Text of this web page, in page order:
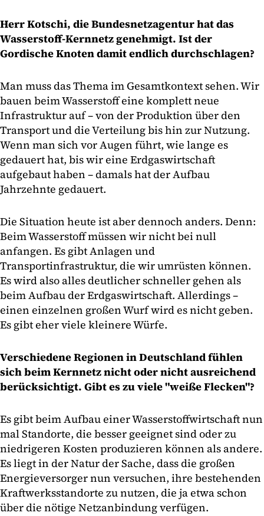
Herr Kotschi, die Bundesnetzagentur hat das
Wasserstoff-Kernnetz genehmigt. Ist der
Gordische Knoten damit endlich durchschlagen?
Man muss das Thema im Gesamtkontext sehen. Wir
bauen beim Wasserstoff eine komplett neue
Infrastruktur auf – von der Produktion über den
Transport und die Verteilung bis hin zur Nutzung.
Wenn man sich vor Augen führt, wie lange es
gedauert hat, bis wir eine Erdgaswirtschaft
aufgebaut haben – damals hat der Aufbau
Jahrzehnte gedauert.
Die Situation heute ist aber dennoch anders. Denn:
Beim Wasserstoff müssen wir nicht bei null
anfangen. Es gibt Anlagen und
Transportinfrastruktur, die wir umrüsten können.
Es wird also alles deutlicher schneller gehen als
beim Aufbau der Erdgaswirtschaft. Allerdings –
einen einzelnen großen Wurf wird es nicht geben.
Es gibt eher viele kleinere Würfe.
Verschiedene Regionen in Deutschland fühlen
sich beim Kernnetz nicht oder nicht ausreichend
berücksichtigt. Gibt es zu viele "weiße Flecken"?
Es gibt beim Aufbau einer Wasserstoffwirtschaft nun
mal Standorte, die besser geeignet sind oder zu
niedrigeren Kosten produzieren können als andere.
Es liegt in der Natur der Sache, dass die großen
Energieversorger nun versuchen, ihre bestehenden
Kraftwerksstandorte zu nutzen, die ja etwa schon
über die nötige Netzanbindung verfügen.